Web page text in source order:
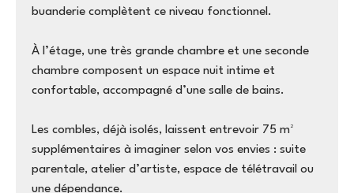
buanderie complètent ce niveau fonctionnel.
À l’étage, une très grande chambre et une seconde
chambre composent un espace nuit intime et
confortable, accompagné d’une salle de bains.
Les combles, déjà isolés, laissent entrevoir 75 m²
supplémentaires à imaginer selon vos envies : suite
parentale, atelier d’artiste, espace de télétravail ou
une dépendance.